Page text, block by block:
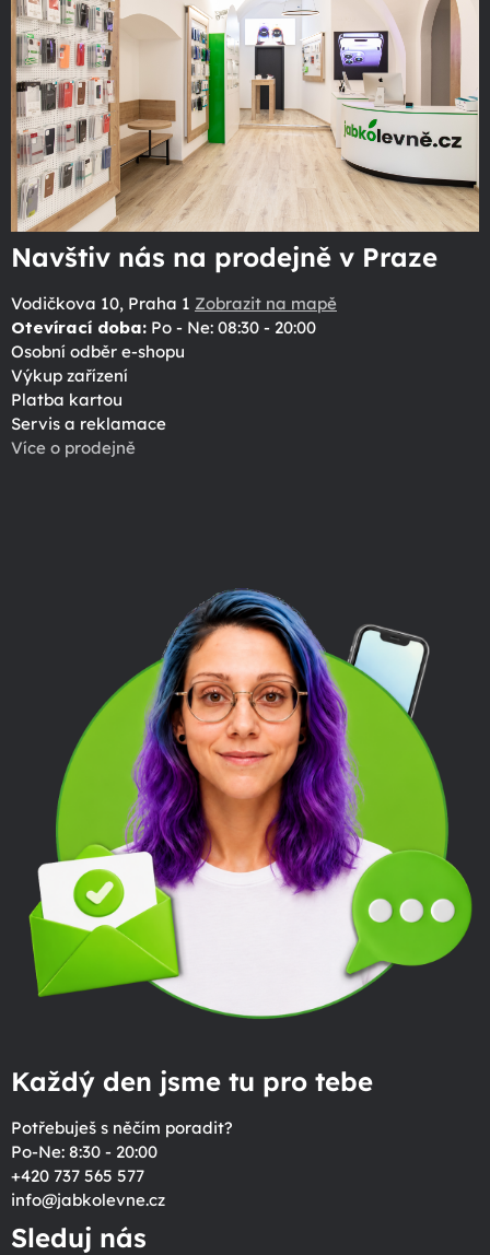
Navštiv nás na prodejně v Praze
Vodičkova 10, Praha 1 Zobrazit na mapě
Otevírací doba: Po - Ne: 08:30 - 20:00
Osobní odběr e-shopu
Výkup zařízení
Platba kartou
Servis a reklamace
Více o prodejně
Každý den jsme tu pro tebe
Potřebuješ s něčím poradit?
Po-Ne: 8:30 - 20:00
+420 737 565 577
info@jabkolevne.cz
Sleduj nás